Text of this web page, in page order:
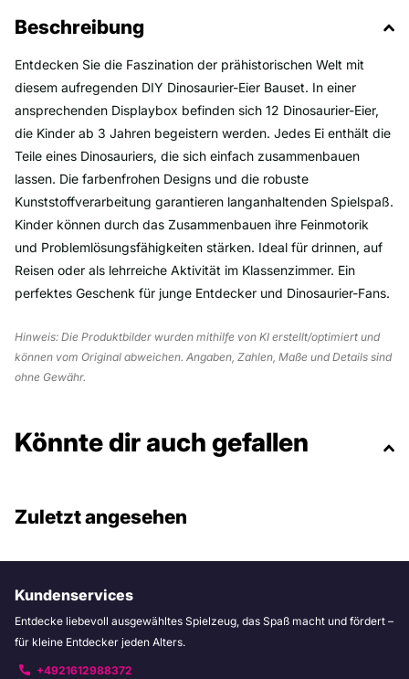
Beschreibung
Entdecken Sie die Faszination der prähistorischen Welt mit
diesem aufregenden DIY Dinosaurier-Eier Bauset. In einer
ansprechenden Displaybox befinden sich 12 Dinosaurier-Eier,
die Kinder ab 3 Jahren begeistern werden. Jedes Ei enthält die
Teile eines Dinosauriers, die sich einfach zusammenbauen
lassen. Die farbenfrohen Designs und die robuste
Kunststoffverarbeitung garantieren langanhaltenden Spielspaß.
Kinder können durch das Zusammenbauen ihre Feinmotorik
und Problemlösungsfähigkeiten stärken. Ideal für drinnen, auf
Reisen oder als lehrreiche Aktivität im Klassenzimmer. Ein
perfektes Geschenk für junge Entdecker und Dinosaurier-Fans.
Hinweis: Die Produktbilder wurden mithilfe von KI erstellt/optimiert und
können vom Original abweichen. Angaben, Zahlen, Maße und Details sind
ohne Gewähr.
Könnte dir auch gefallen
Zuletzt angesehen
Kundenservices
Entdecke liebevoll ausgewähltes Spielzeug, das Spaß macht und fördert –
für kleine Entdecker jeden Alters.
+4921612988372